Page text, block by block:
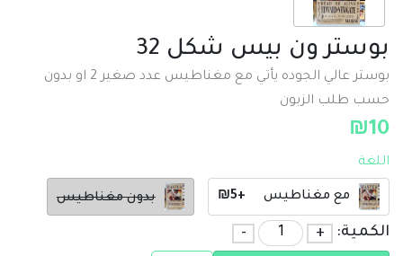
بوستر ون بيس شكل 32
بوستر عالي الجوده يأتي مع مغناطيس عدد صغير 2 او بدون
حسب طلب الزبون
₪10
اللغة
مع مغناطيس +₪5 بدون مغناطيس
الكمية: +
-